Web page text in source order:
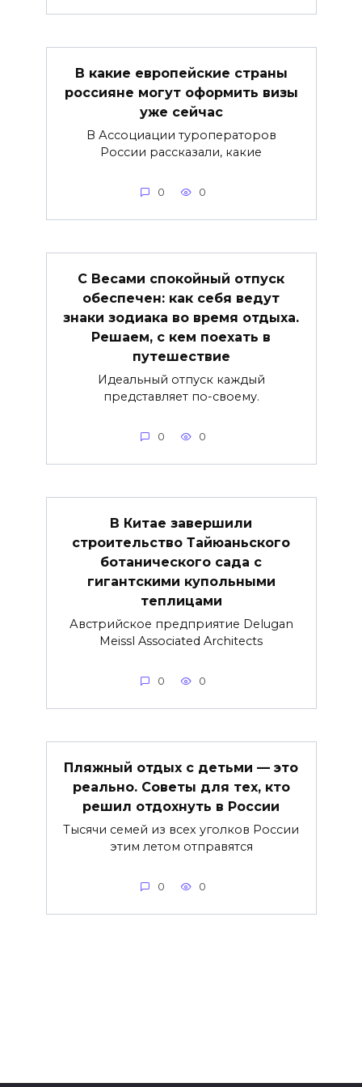
В какие европейские страны
россияне могут оформить визы
уже сейчас
В Ассоциации туроператоров
России рассказали, какие
0 0
С Весами спокойный отпуск
обеспечен: как себя ведут
знаки зодиака во время отдыха.
Решаем, с кем поехать в
путешествие
Идеальный отпуск каждый
представляет по-своему.
0 0
В Китае завершили
строительство Тайюаньского
ботанического сада с
гигантскими купольными
теплицами
Австрийское предприятие Delugan
Meissl Associated Architects
0 0
Пляжный отдых с детьми — это
реально. Советы для тех, кто
решил отдохнуть в России
Тысячи семей из всех уголков России
этим летом отправятся
0 0